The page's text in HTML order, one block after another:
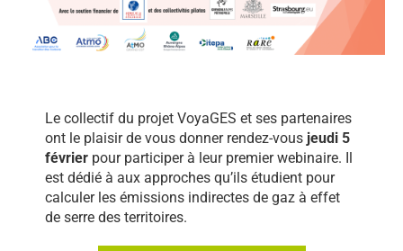
Le collectif du projet VoyaGES et ses partenaires
ont le plaisir de vous donner rendez-vous jeudi 5
février pour participer à leur premier webinaire. Il
est dédié à aux approches qu’ils étudient pour
calculer les émissions indirectes de gaz à effet
de serre des territoires.